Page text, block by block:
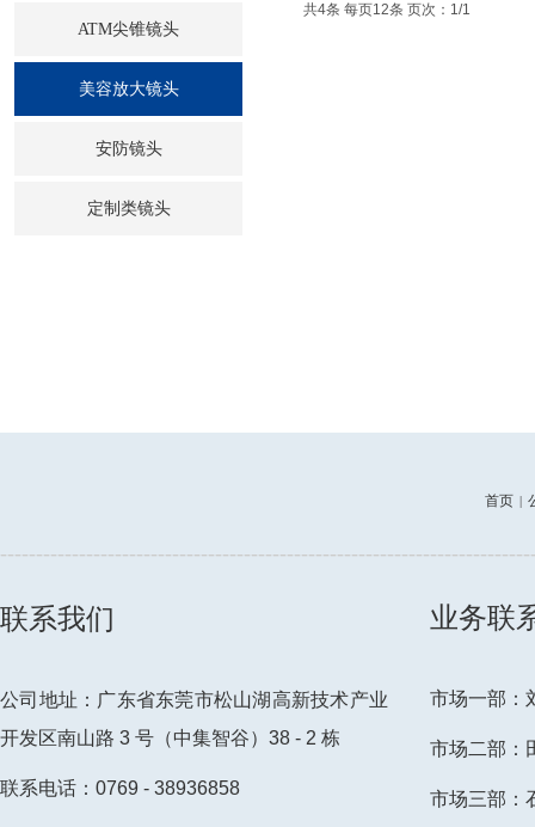
ATM尖锥镜头
美容放大镜头
安防镜头
定制类镜头
共4条 每页12条 页次：1/1
首页 |
业务联
市场一部：
市场二部：
市场三部：
联系我们
公司地址：广东省东莞市松山湖高新技术产业
开发区南山路 3 号（中集智谷）38 - 2 栋
联系电话：0769 - 38936858